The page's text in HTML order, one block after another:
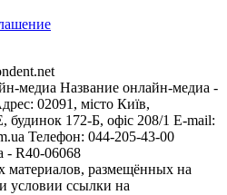
медиа Название онлайн-медиа -
02091, місто Київ,
172-Б, офіс 208/1 E-mail:
Телефон: 044-205-43-00
- R40-06068
материалов, размещённых на
условии ссылки на